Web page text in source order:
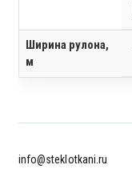
Ширина рулона,
м
info@steklotkani.ru